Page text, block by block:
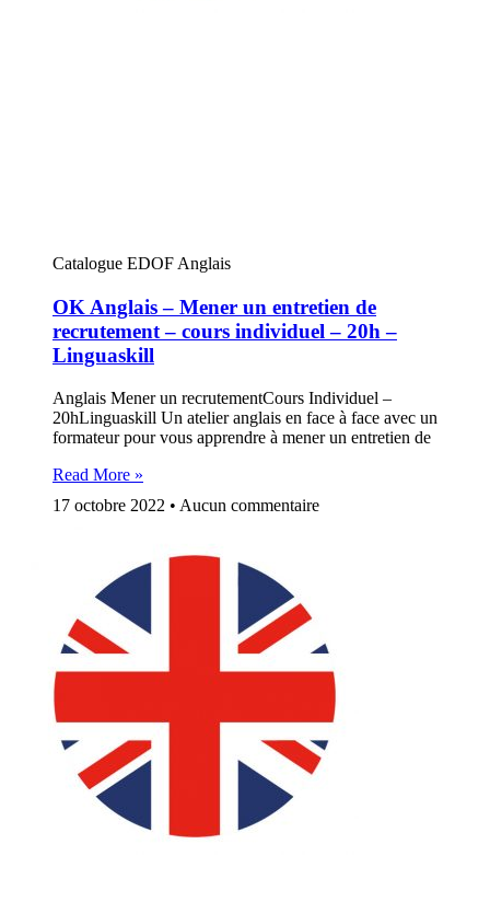
Catalogue EDOF Anglais
OK Anglais – Mener un entretien de
recrutement – cours individuel – 20h –
Linguaskill
Anglais Mener un recrutementCours Individuel –
20hLinguaskill Un atelier anglais en face à face avec un
formateur pour vous apprendre à mener un entretien de
Read More »
17 octobre 2022
Aucun commentaire